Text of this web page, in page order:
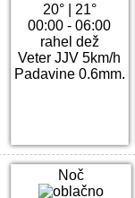
20°| 21°
00:00 - 06:00
rahel dež
Veter JJV 5km/h
Padavine 0.6mm.
Noč